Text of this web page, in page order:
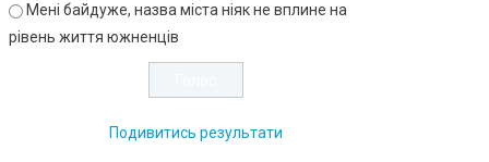
Мені байдуже, назва міста ніяк не вплине на
рівень життя южненців
Подивитись результати